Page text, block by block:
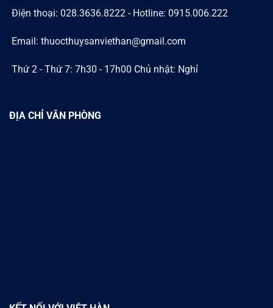
Điện thoại: 028.3636.8222 - Hotline: 0915.006.222
Email: thuocthuysanviethan@gmail.com
Thứ 2 - Thứ 7: 7h30 - 17h00 Chủ nhật: Nghỉ
ĐỊA CHỈ VĂN PHÒNG